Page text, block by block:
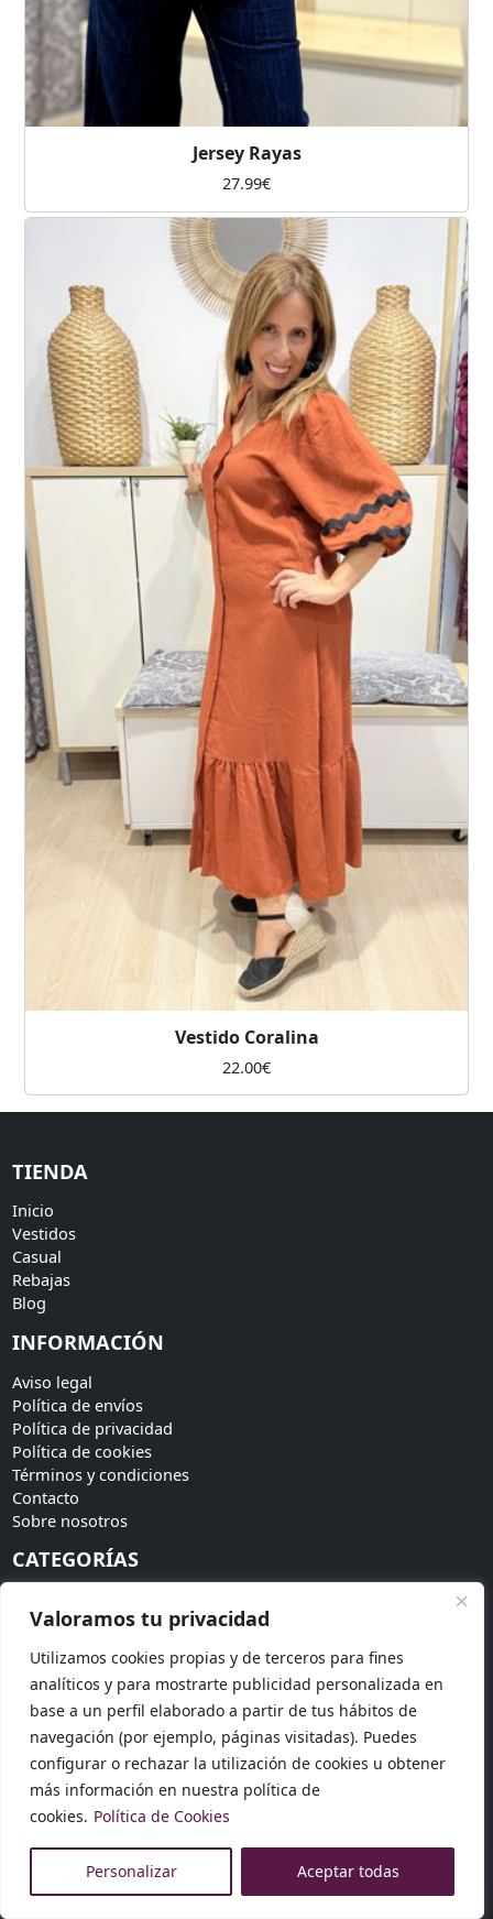
Valoramos tu privacidad
Utilizamos cookies propias y de terceros para fines
analíticos y para mostrarte publicidad personalizada en
base a un perfil elaborado a partir de tus hábitos de
navegación (por ejemplo, páginas visitadas). Puedes
configurar o rechazar la utilización de cookies u obtener
más información en nuestra política de
cookies. Política de Cookies
Personalizar Aceptar todas
Jersey Rayas
27.99€
Vestido Coralina
22.00€
TIENDA
Inicio
Vestidos
Casual
Rebajas
Blog
INFORMACIÓN
Aviso legal
Política de envíos
Política de privacidad
Política de cookies
Términos y condiciones
Contacto
Sobre nosotros
CATEGORÍAS
Invitadas
Tendencias
SÍGUENOS
Síguenos en redes sociales para más novedades: